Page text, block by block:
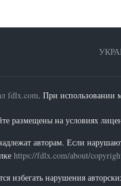
fdlx.com. При использовании
размещены на условиях
авторам. Если
https://fdlx.com/about/
избегать нарушения